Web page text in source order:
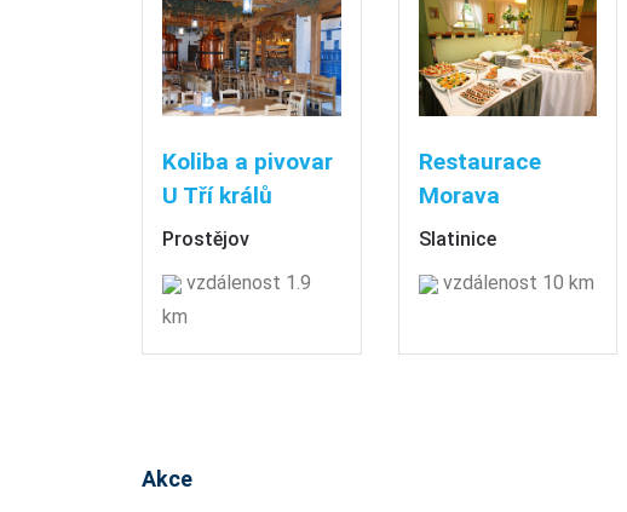
Koliba a pivovar
U Tří králů
Prostějov
vzdálenost 1.9
km
Restaurace
Morava
Slatinice
vzdálenost 10 km
Akce